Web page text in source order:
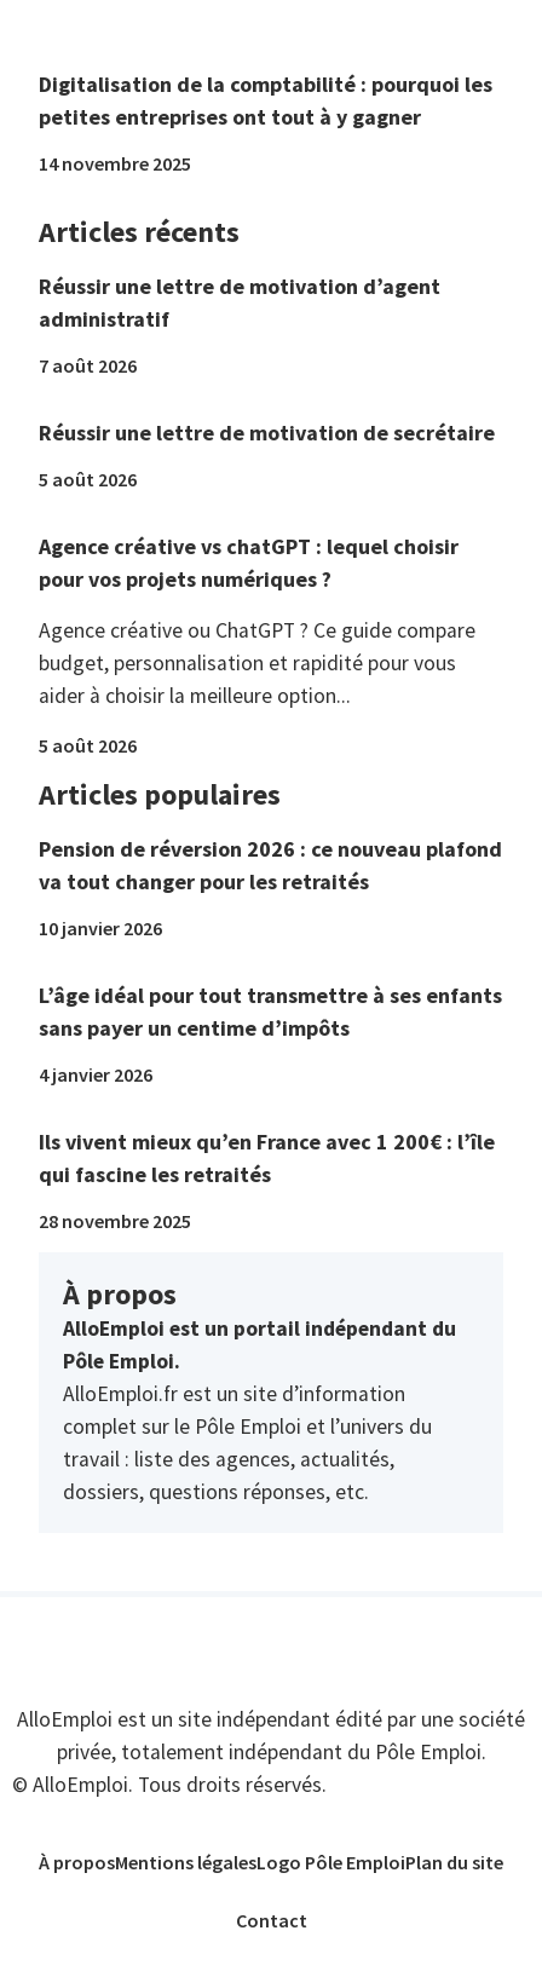
Digitalisation de la comptabilité : pourquoi les
petites entreprises ont tout à y gagner
14 novembre 2025
Articles récents
Réussir une lettre de motivation d’agent
administratif
7 août 2026
Réussir une lettre de motivation de secrétaire
5 août 2026
Agence créative vs chatGPT : lequel choisir
pour vos projets numériques ?
Agence créative ou ChatGPT ? Ce guide compare
budget, personnalisation et rapidité pour vous
aider à choisir la meilleure option...
5 août 2026
Articles populaires
Pension de réversion 2026 : ce nouveau plafond
va tout changer pour les retraités
10 janvier 2026
L’âge idéal pour tout transmettre à ses enfants
sans payer un centime d’impôts
4 janvier 2026
Ils vivent mieux qu’en France avec 1 200€ : l’île
qui fascine les retraités
28 novembre 2025
À propos
AlloEmploi est un portail indépendant du
Pôle Emploi.
AlloEmploi.fr est un site d’information
complet sur le Pôle Emploi et l’univers du
travail : liste des agences, actualités,
dossiers, questions réponses, etc.
AlloEmploi est un site indépendant édité par une société
privée, totalement indépendant du Pôle Emploi.
© AlloEmploi. Tous droits réservés.
À proposMentions légalesLogo Pôle EmploiPlan du site
Contact